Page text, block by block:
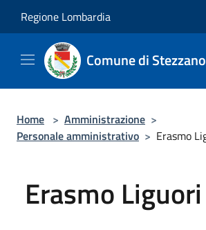
Regione Lombardia
Comune di Stezzano
Home > Amministrazione >
Personale amministrativo > Erasmo
Erasmo Liguori